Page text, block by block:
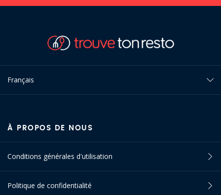
Français
À PROPOS DE NOUS
Conditions générales d'utilisation
Politique de confidentialité